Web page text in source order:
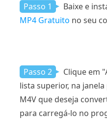
Passo 1 Baixe e
MP4 Gratuito no seu
Passo 2
Clique em
lista superior, na
M4V que deseja
para carregá-lo no